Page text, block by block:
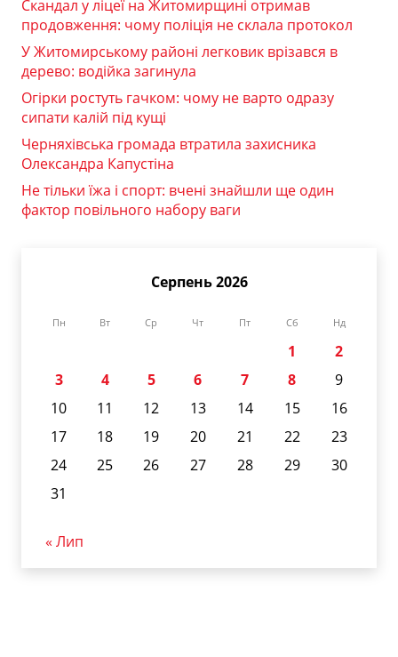
Скандал у ліцеї на Житомирщині отримав
продовження: чому поліція не склала протокол
У Житомирському районі легковик врізався в
дерево: водійка загинула
Огірки ростуть гачком: чому не варто одразу
сипати калій під кущі
Черняхівська громада втратила захисника
Олександра Капустіна
Не тільки їжа і спорт: вчені знайшли ще один
фактор повільного набору ваги
Серпень 2026
Пн Вт Ср Чт Пт Сб Нд
1
2
3
4 5 6 7 8
9
10
11 12 13 14 15
16
17
18 19 20 21 22
23
24
25 26 27 28 29
30
31
« Лип